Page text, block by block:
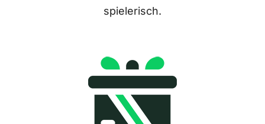
spielerisch.